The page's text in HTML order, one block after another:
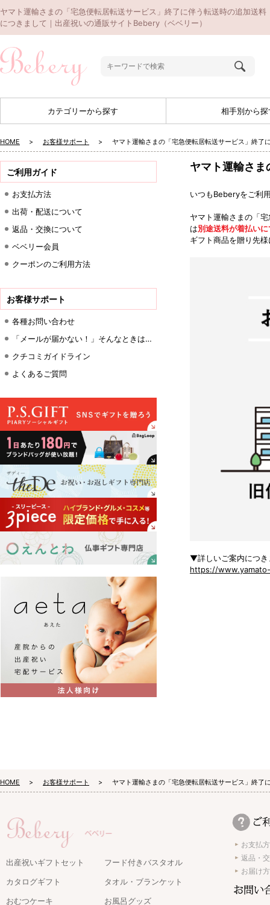
ヤマト運輸さまの「宅急便転居転送サービス」終了に伴う転送時の追加送料
につきまして｜出産祝いの通販サイトBebery（ベベリー）
カテゴリーから探す 相手別から探
HOME お客様サポート ヤマト運輸さまの「宅急便転居転送サービス」終了
ヤマト運輸さま
いつもBeberyをご利
ヤマト運輸さまの「
は別途送料が着払い
ギフト商品を贈り先
▼詳しいご案内につき
https://
ご利用ガイド
お支払方法
出荷・配送について
返品・交換について
ベベリー会員
クーポンのご利用方法
お客様サポート
各種お問い合わせ
「メールが届かない！」そんなときは…
クチコミガイドライン
よくあるご質問
HOME お客様サポート ヤマト運輸さまの「宅急便転居転送サービス」終了
出産祝いギフトセット
フード付きバスタオル
カタログギフト
タオル・ブランケット
おむつケーキ
お風呂グッズ
お支払
返品・
お届け